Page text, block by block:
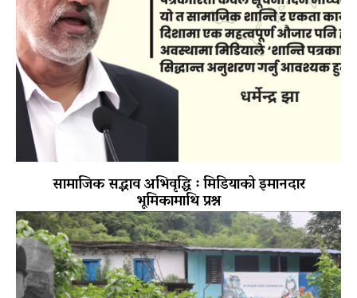
सामाजिक सद्भाव अभिवृद्धि ः मिडियाको इमानदार
भूमिकामाथि प्रश्न